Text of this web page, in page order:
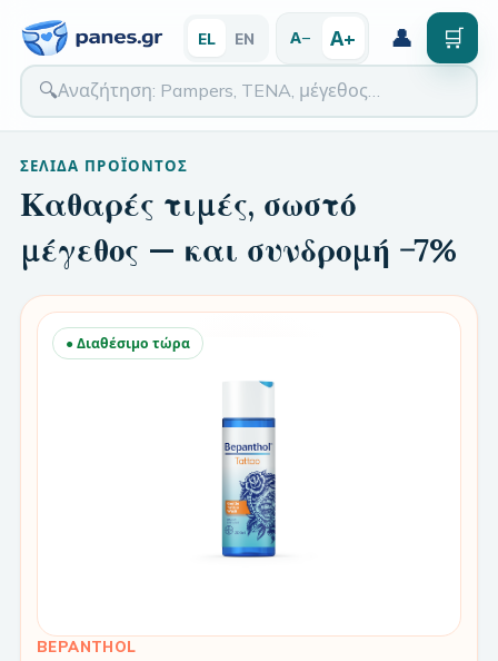
🔍
EL EN Α− Α+ 👤 🛒
ΣΕΛΊΔΑ ΠΡΟΪΌΝΤΟΣ
Καθαρές τιμές, σωστό
μέγεθος — και συνδρομή −7%
● Διαθέσιμο τώρα
BEPANTHOL